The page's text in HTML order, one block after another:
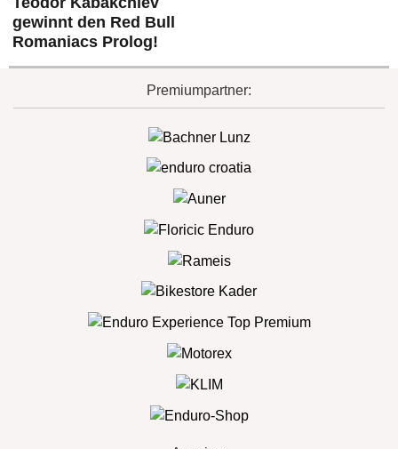
gewinnt den Red Bull
Romaniacs Prolog!
Premiumpartner: